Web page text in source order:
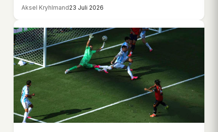
Aksel Kryhlmand23 Juli 2026